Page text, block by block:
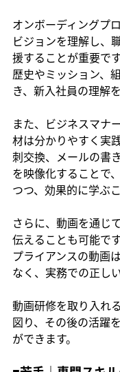
オンボーディングプ
ビジョンを理解し、
援することが重要で
歴史やミッション、
き、新入社員の理解
また、ビジネスマナ
材は分かりやすく実
刺交換、メールの書
を映像化することで
つつ、効果的に学ぶ
さらに、動画を通じ
伝えることも可能で
プライアンスの動画
なく、実務での正し
動画研修を取り入れ
図り、その後の活躍
ができます。